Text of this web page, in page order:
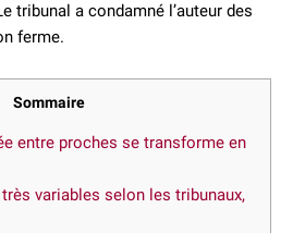
tribunal a condamné l’auteur des
ferme.
Sommaire
entre proches se transforme en
variables selon les tribunaux,